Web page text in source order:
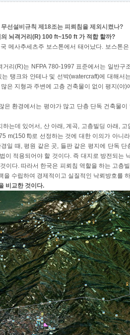
선설비규칙 제18조는 피뢰침을 제외시켰나?
뇌격거리(R) 100 ft~150 ft 가 적합 할까?
메사추세츠주 보스톤에서 태어났다. 보스톤
거리(R)는 NFPA 780-1997 표준에서는 일반구
탱크와 안테나 및 선박(watercraft)에 대해서
은 지형과 주변에 고층 건축물이 없이 평지(야)
은 환경에서는 평야가 많고 단층 단독 건축물
는데 있어서, 산 아래, 계곡, 고층빌딩 아래,
m(150 ft)로 선정하는 것에 대한 이의가 아니
일 때, 평원 같은 곳, 들판 같은 평지에 단독 단
이 적용되어야 할 것이다. 즉 대지로 방전되는
이다. 따라서 한국은 피뢰침 역할을 하는 고층
을 수립하여 경제적이고 실질적인 낙뢰방호를
비교한 것이다.